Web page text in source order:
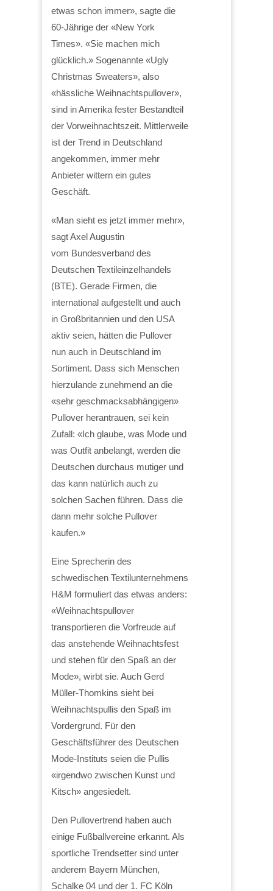
etwas schon immer», sagte die
60-Jährige der «New York
Times». «Sie machen mich
glücklich.» Sogenannte «Ugly
Christmas Sweaters», also
«hässliche Weihnachtspullover»,
sind in Amerika fester Bestandteil
der Vorweihnachtszeit. Mittlerweile
ist der Trend in Deutschland
angekommen, immer mehr
Anbieter wittern ein gutes
Geschäft.
«Man sieht es jetzt immer mehr»,
sagt Axel Augustin
vom Bundesverband des
Deutschen Textileinzelhandels
(BTE). Gerade Firmen, die
international aufgestellt und auch
in Großbritannien und den USA
aktiv seien, hätten die Pullover
nun auch in Deutschland im
Sortiment. Dass sich Menschen
hierzulande zunehmend an die
«sehr geschmacksabhängigen»
Pullover herantrauen, sei kein
Zufall: «Ich glaube, was Mode und
was Outfit anbelangt, werden die
Deutschen durchaus mutiger und
das kann natürlich auch zu
solchen Sachen führen. Dass die
dann mehr solche Pullover
kaufen.»
Eine Sprecherin des
schwedischen Textilunternehmens
H&M formuliert das etwas anders:
«Weihnachtspullover
transportieren die Vorfreude auf
das anstehende Weihnachtsfest
und stehen für den Spaß an der
Mode», wirbt sie. Auch Gerd
Müller-Thomkins sieht bei
Weihnachtspullis den Spaß im
Vordergrund. Für den
Geschäftsführer des Deutschen
Mode-Instituts seien die Pullis
«irgendwo zwischen Kunst und
Kitsch» angesiedelt.
Den Pullovertrend haben auch
einige Fußballvereine erkannt. Als
sportliche Trendsetter sind unter
anderem Bayern München,
Schalke 04 und der 1. FC Köln